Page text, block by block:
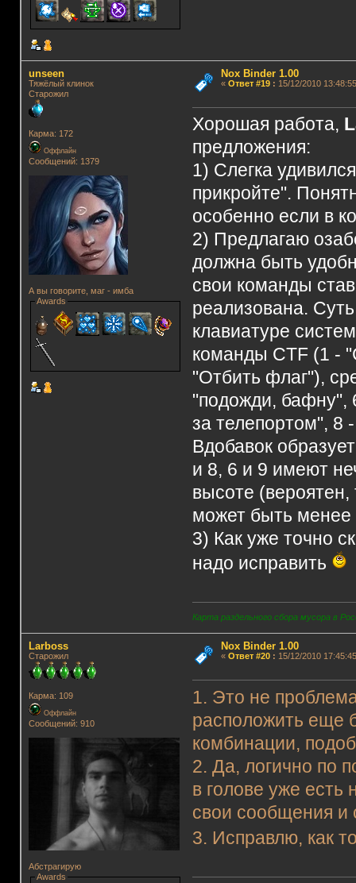
unseen
Тяжёлый клинок
Старожил
Карма: 172
Оффлайн
Сообщений: 1379
А вы говорите, маг - имба
Awards
Nox Binder 1.00
« Ответ #19: 15/12/2010
Хорошая работа,
предложения:
1) Слегка
прикройте".
особенно если в
2) Предлагаю
должна быть
свои команды
реализована.
клавиатуре
команды CTF (1 -
"Отбить флаг"),
"подожди, бафну",
за телепортом", 8
Вдобавок
и 8, 6 и 9 имеют
высоте (вероятен,
может быть менее
3) Как уже точно
надо исправить
Карта раздельного сбора мусора в
Lаrboss
Старожил
Карма: 109
Оффлайн
Сообщений: 910
Абстрагирую
Awards
Nox Binder 1.00
« Ответ #20: 15/12/2010
1. Это не
расположить еще
комбинации,
2. Да, логично по
в голове уже есть
свои сообщения и
3. Исправлю, как